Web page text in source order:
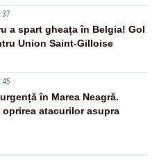
a spart gheața în Belgia! Gol
Union Saint-Gilloise
în Marea Neagră.
oprirea atacurilor asupra